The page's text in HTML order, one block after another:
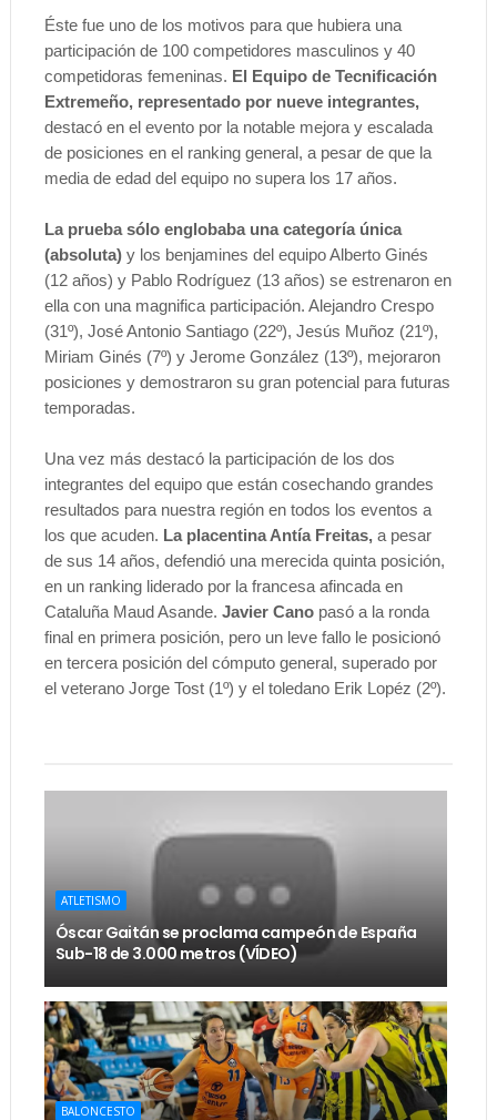
Éste fue uno de los motivos para que hubiera una
participación de 100 competidores masculinos y 40
competidoras femeninas. El Equipo de Tecnificación
Extremeño, representado por nueve integrantes,
destacó en el evento por la notable mejora y escalada
de posiciones en el ranking general, a pesar de que la
media de edad del equipo no supera los 17 años.
La prueba sólo englobaba una categoría única
(absoluta) y los benjamines del equipo Alberto Ginés
(12 años) y Pablo Rodríguez (13 años) se estrenaron en
ella con una magnifica participación. Alejandro Crespo
(31º), José Antonio Santiago (22º), Jesús Muñoz (21º),
Miriam Ginés (7º) y Jerome González (13º), mejoraron
posiciones y demostraron su gran potencial para futuras
temporadas.
Una vez más destacó la participación de los dos
integrantes del equipo que están cosechando grandes
resultados para nuestra región en todos los eventos a
los que acuden. La placentina Antía Freitas,a pesar
de sus 14 años, defendió una merecida quinta posición,
en un ranking liderado por la francesa afincada en
Cataluña Maud Asande. Javier Canopasó a la ronda
final en primera posición, pero un leve fallo le posicionó
en tercera posición del cómputo general, superado por
el veterano Jorge Tost (1º) y el toledano Erik Lopéz (2º).
ATLETISMO
Óscar Gaitán se proclama campeón de España
Sub-18 de 3.000 metros (VÍDEO)
BALONCESTO